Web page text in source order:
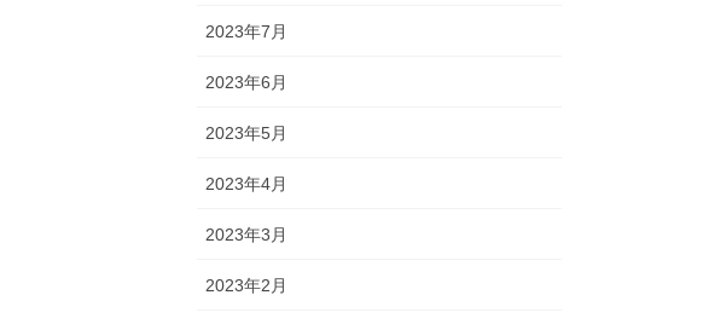
2023年7月
2023年6月
2023年5月
2023年4月
2023年3月
2023年2月